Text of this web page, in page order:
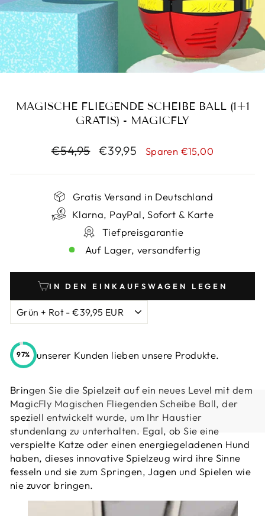
MAGISCHE FLIEGENDE SCHEIBE BALL (1+1
GRATIS) - MAGICFLY
Normaler
€54,95 Sonderpreis
€39,95 Sparen €15,00
Gratis Versand in Deutschland
Klarna, PayPal, Sofort & Karte
Tiefpreisgarantie
Auf Lager, versandfertig
IN DEN EINKAUFSWAGEN LEGEN
97% unserer Kunden lieben unsere Produkte.
Bringen Sie die Spielzeit auf ein neues Level mit dem
MagicFly Magischen Fliegenden Scheibe Ball, der
speziell entwickelt wurde, um Ihr Haustier
stundenlang zu unterhalten. Egal, ob Sie eine
verspielte Katze oder einen energiegeladenen Hund
haben, dieses innovative Spielzeug wird ihre Sinne
fesseln und sie zum Springen, Jagen und Spielen wie
nie zuvor bringen.